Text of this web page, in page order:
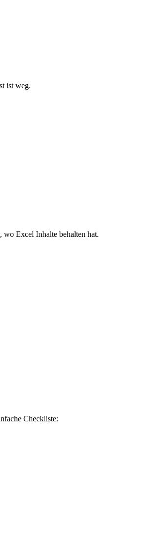
ist weg.
wo Excel Inhalte behalten hat.
Checkliste: